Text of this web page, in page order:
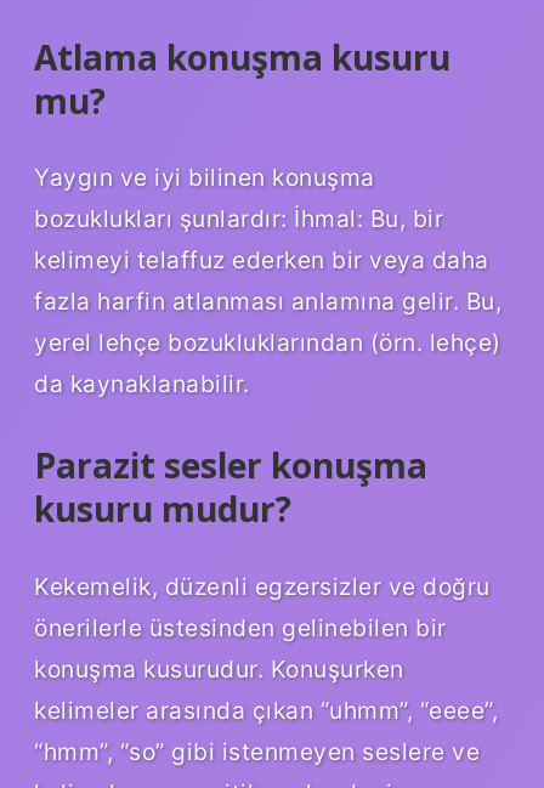
Atlama konuşma kusuru
mu?
Yaygın ve iyi bilinen konuşma
bozuklukları şunlardır: İhmal: Bu, bir
kelimeyi telaffuz ederken bir veya daha
fazla harfin atlanması anlamına gelir. Bu,
yerel lehçe bozukluklarından (örn. lehçe)
da kaynaklanabilir.
Parazit sesler konuşma
kusuru mudur?
Kekemelik, düzenli egzersizler ve doğru
önerilerle üstesinden gelinebilen bir
konuşma kusurudur. Konuşurken
kelimeler arasında çıkan “uhmm”, “eeee”,
“hmm”, “so” gibi istenmeyen seslere ve